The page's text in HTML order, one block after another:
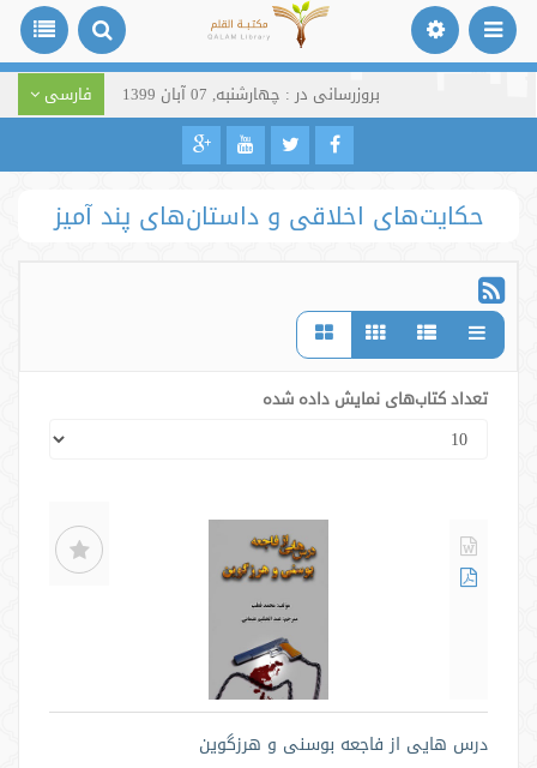
بروزرسانی در : چهارشنبه, 07 آبان 1399 فارسی
حکایت‌های اخلاقی و داستان‌های پند آمیز
تعداد کتاب‌های نمایش داده شده
درس هایی از فاجعه بوسنی و هرزگوین